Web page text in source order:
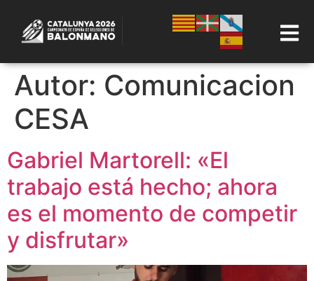
Autor: Comunicacion
CESA
Gabriel Martorell: «El
trabajo está hecho; ahora
es el momento de competir
y disfrutar»